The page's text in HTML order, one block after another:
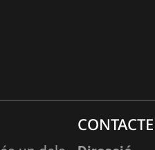
CONTACTE